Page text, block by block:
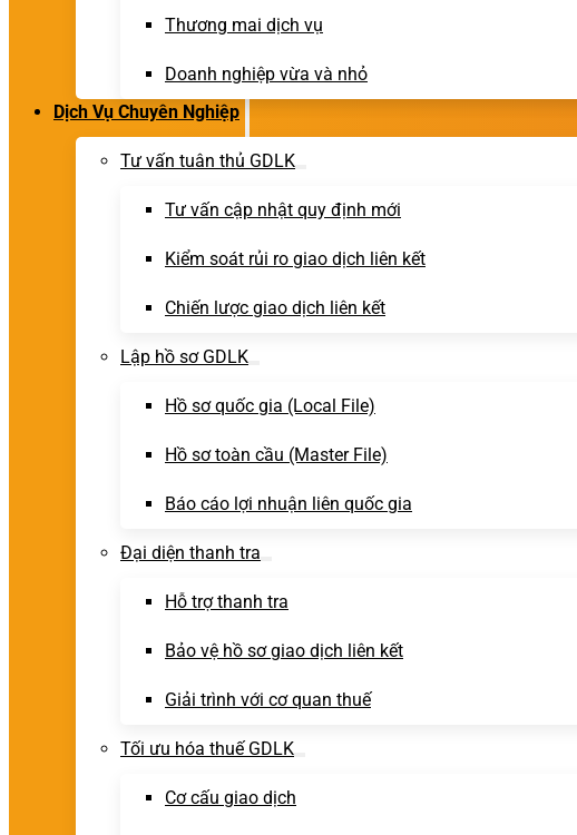
Thương mai dịch vụ
Doanh nghiệp vừa và nhỏ
Dịch Vụ Chuyên Nghiệp
Tư vấn tuân thủ GDLK
Tư vấn cập nhật quy định mới
Kiểm soát rủi ro giao dịch liên kết
Chiến lược giao dịch liên kết
Lập hồ sơ GDLK
Hồ sơ quốc gia (Local File)
Hồ sơ toàn cầu (Master File)
Báo cáo lợi nhuận liên quốc gia
Đại diện thanh tra
Hỗ trợ thanh tra
Bảo vệ hồ sơ giao dịch liên kết
Giải trình với cơ quan thuế
Tối ưu hóa thuế GDLK
Cơ cấu giao dịch